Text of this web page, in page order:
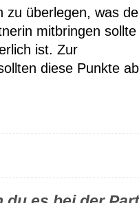
zu überlegen, was
mitbringen
ist. Zur
diese Punkte